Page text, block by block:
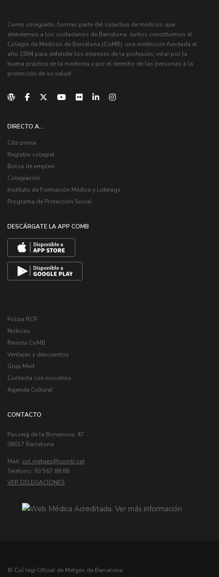
Como colegiado, formas parte del colectivo de médicos que
atendemos a los ciudadanos de Barcelona. Juntos constituimos el
Colegio de Médicos de Barcelona (CoMB), una institución fundada el
año 1894 para defender los intereses de la profesión, velar por la
buena práctica de la medicina y por el derecho de las personas a la
protección de su salud.
DIRECTO A...
Cita previa
Registro colegial
Bolsa de empleo
Colegiación
Instituto de Formación Médica y Liderage
Programa de Protección Social
DESCÁRGATE LA APP COMB
Poliza RCP
Noticias
Revista CoMB
Ventajas y descuentos
Grup Med
Contacta con nosotros
Agenda Cultural
CONTACTO
Passeig de la Bonanova, 47
08017 Barcelona
Mail: col.metges
Telèfono: 93 567 88 88
VER DELEGACIONES
© Col·legi Oficial de Metges de Barcelona